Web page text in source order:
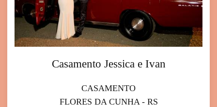
Casamento Jessica e Ivan
CASAMENTO
FLORES DA CUNHA - RS